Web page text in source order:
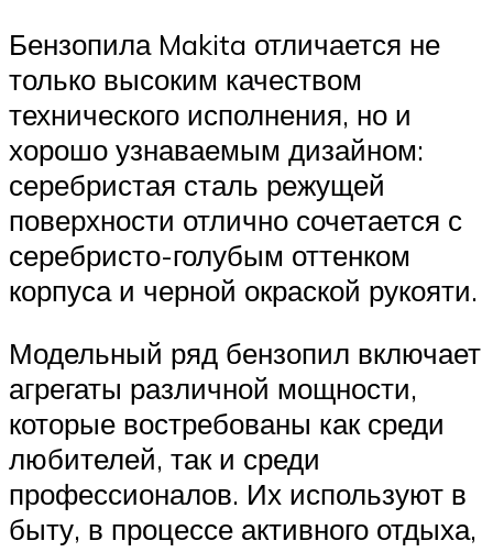
Бензопила Makita отличается не
только высоким качеством
технического исполнения, но и
хорошо узнаваемым дизайном:
серебристая сталь режущей
поверхности отлично сочетается с
серебристо-голубым оттенком
корпуса и черной окраской рукояти.
Модельный ряд бензопил включает
агрегаты различной мощности,
которые востребованы как среди
любителей, так и среди
профессионалов. Их используют в
быту, в процессе активного отдыха,